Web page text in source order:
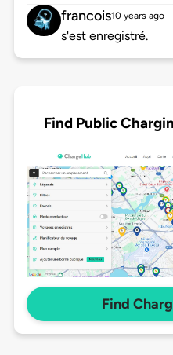
francois10 years ago
s'est enregistré.
Find Public
Find